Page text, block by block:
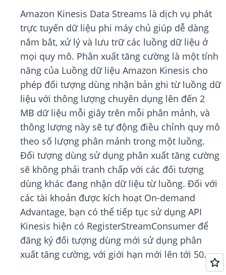
Amazon Kinesis Data Streams là dịch vụ phát
trực tuyến dữ liệu phi máy chủ giúp dễ dàng
nắm bắt, xử lý và lưu trữ các luồng dữ liệu ở
mọi quy mô. Phân xuất tăng cường là một tính
năng của Luồng dữ liệu Amazon Kinesis cho
phép đối tượng dùng nhận bản ghi từ luồng dữ
liệu với thông lượng chuyên dụng lên đến 2
MB dữ liệu mỗi giây trên mỗi phân mảnh, và
thông lượng này sẽ tự động điều chỉnh quy mô
theo số lượng phân mảnh trong một luồng.
Đối tượng dùng sử dụng phân xuất tăng cường
sẽ không phải tranh chấp với các đối tượng
dùng khác đang nhận dữ liệu từ luồng. Đối với
các tài khoản được kích hoạt On-demand
Advantage, bạn có thể tiếp tục sử dụng API
Kinesis hiện có RegisterStreamConsumer để
đăng ký đối tượng dùng mới sử dụng phân
xuất tăng cường, với giới hạn mới lên tới 50.